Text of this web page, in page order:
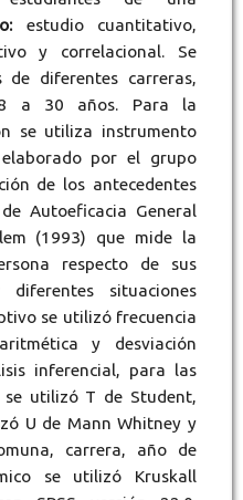
estudio cuantitativo,
y correlacional. Se
de diferentes carreras,
a 30 años. Para la
se utiliza instrumento
por el grupo
de los antecedentes
Autoeficacia General
(1993) que mide la
respecto de sus
diferentes situaciones
se utilizó frecuencia
y desviación
inferencial, para las
utilizó T de Student,
U de Mann Whitney y
carrera, año de
se utilizó Kruskall